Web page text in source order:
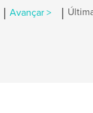
Avançar >